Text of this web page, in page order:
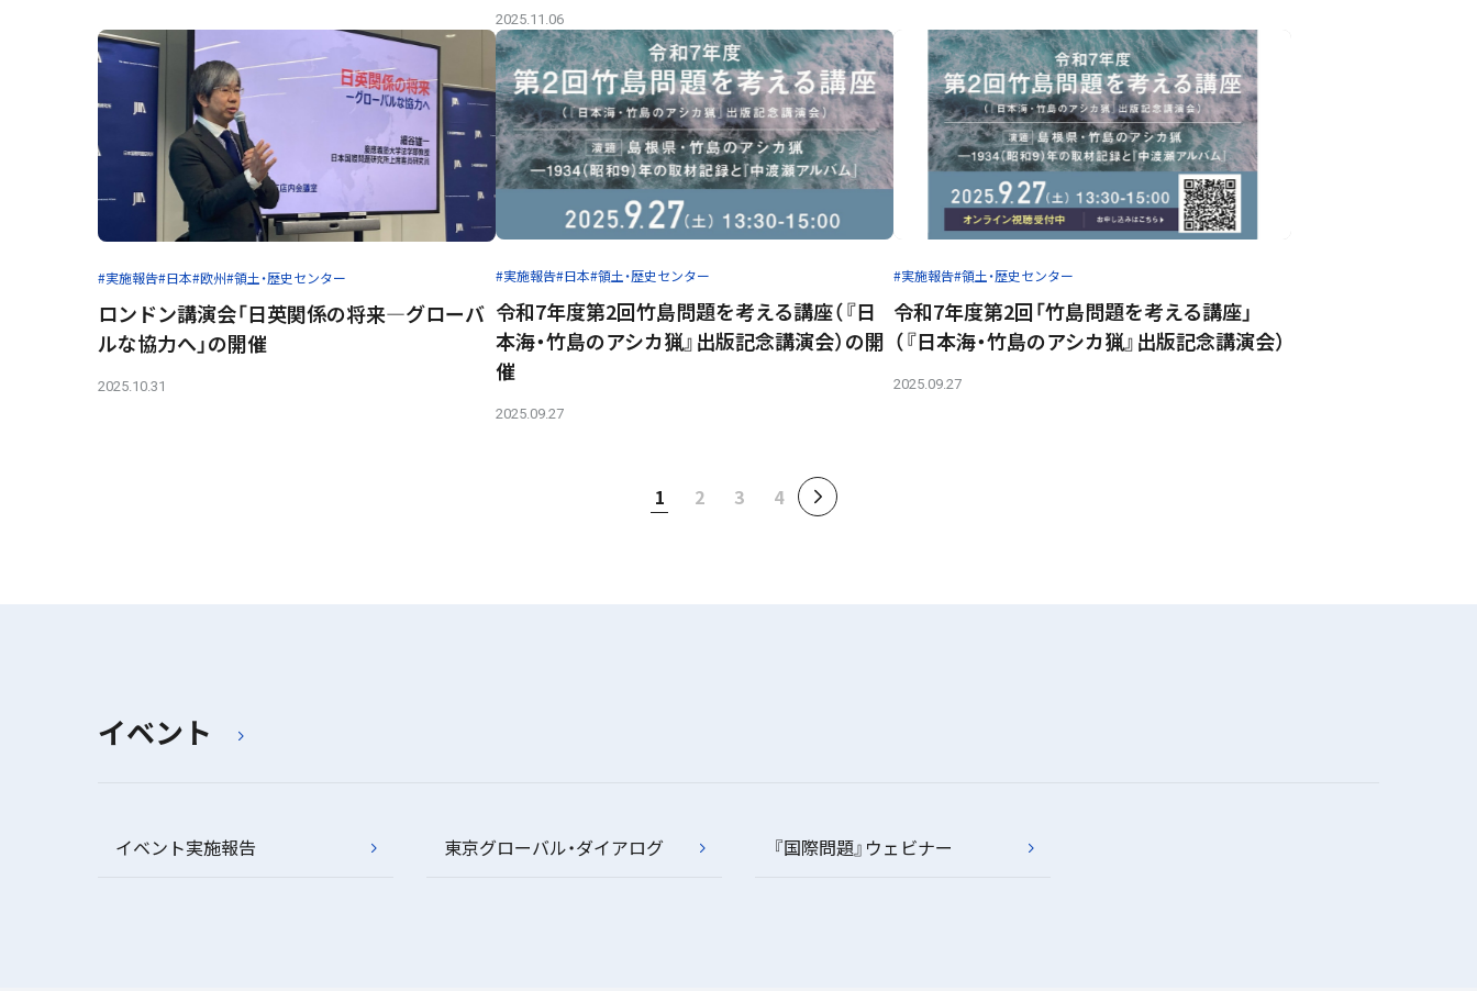
2025.11.06
#実施報告#日本#欧州#領土・歴史センター
ロンドン講演会「日英関係の将来―グローバ
ルな協力へ」の開催
2025.10.31
#実施報告#日本#領土・歴史センター
令和7年度第2回竹島問題を考える講座（『日
本海・竹島のアシカ猟』出版記念講演会）の開
催
2025.09.27
#実施報告#領土・歴史センター
令和7年度第2回「竹島問題を考える講座」
（『日本海・竹島のアシカ猟』出版記念講演会）
2025.09.27
1 2 3 4
イベント
イベント実施報告 東京グローバル・ダイアログ 『国際問題』ウェビナー